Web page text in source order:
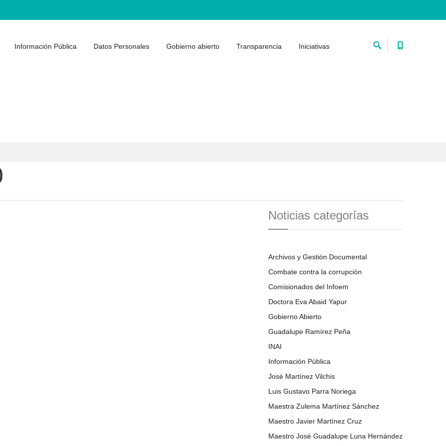
Información Pública Datos Personales Gobierno abierto Transparencia Iniciativas
Noticias categorías
Archivos y Gestión Documental
Combate contra la corrupción
Comisionados del Infoem
Doctora Eva Abaid Yapur
Gobierno Abierto
Guadalupe Ramírez Peña
INAI
Información Pública
José Martínez Vilchis
Luis Gustavo Parra Noriega
Maestra Zulema Martínez Sánchez
Maestro Javier Martínez Cruz
Maestro José Guadalupe Luna Hernández